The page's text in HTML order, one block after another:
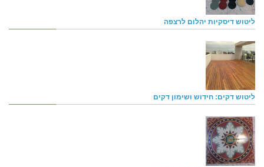
ליטוש דיסקיות יהלום לרצפה
ליטוש דקים: חידוש ושימון דקים